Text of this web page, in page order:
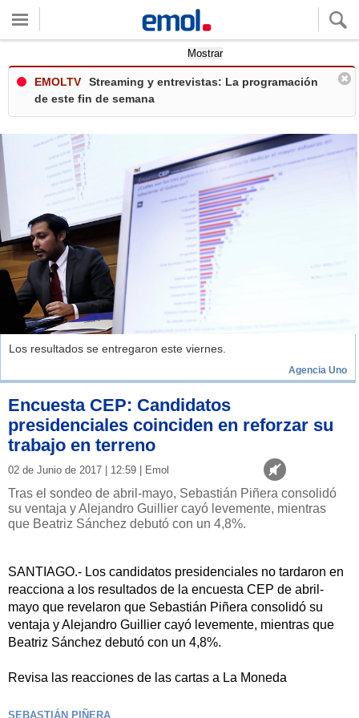
Mostrar
EMOLTV
Streaming y entrevistas: La programación
de este fin de semana
Los resultados se entregaron este viernes.
Agencia Uno
Encuesta CEP: Candidatos
presidenciales coinciden en reforzar su
trabajo en terreno
02 de Junio de 2017 | 12:59 | Emol
Tras el sondeo de abril-mayo, Sebastián Piñera consolidó
su ventaja y Alejandro Guillier cayó levemente, mientras
que Beatriz Sánchez debutó con un 4,8%.
SANTIAGO.- Los candidatos presidenciales no tardaron en
reacciona a los resultados de la encuesta CEP de abril-
mayo que revelaron que Sebastián Piñera consolidó su
ventaja y Alejandro Guillier cayó levemente, mientras que
Beatriz Sánchez debutó con un 4,8%.
Revisa las reacciones de las cartas a La Moneda
SEBASTIÁN PIÑERA